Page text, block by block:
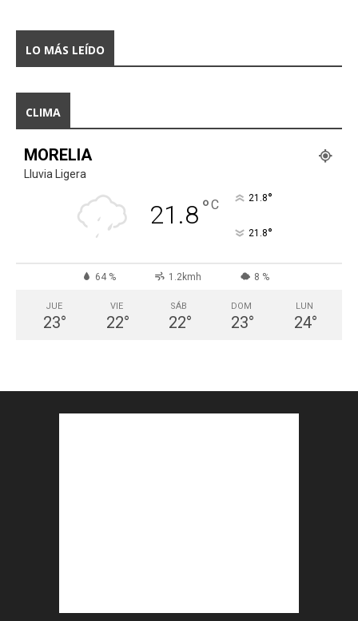
LO MÁS LEÍDO
CLIMA
MORELIA
Lluvia Ligera
21.8°C 21.8°
21.8°
64 % 1.2kmh 8 %
JUE
23°
VIE
22°
SÁB
22°
DOM
23°
LUN
24°